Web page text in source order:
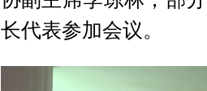
长代表参加会议。